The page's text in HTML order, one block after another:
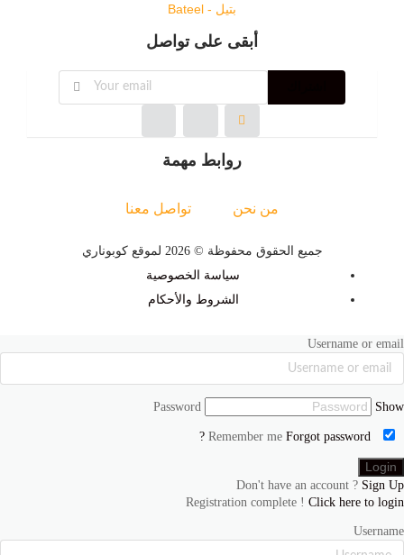
بتيل - Bateel
أبقى على تواصل
روابط مهمة
من نحن تواصل معنا
جميع الحقوق محفوظة © 2026 لموقع كوبوناري
سياسة الخصوصية
الشروط والأحكام
Username or email
Password Show
Forgot password ?
Don't have an account ? Sign Up
Registration complete ! Click here to login
Username